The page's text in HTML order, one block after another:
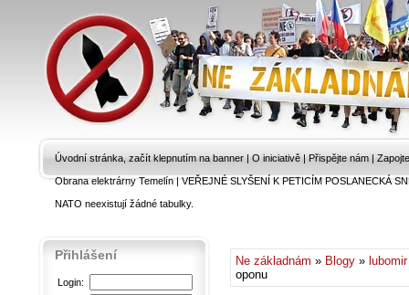
Úvodní stránka, začít klepnutím na banner | O iniciativě | Přispějte nám |
Obrana elektrárny Temelín|VEŘEJNÉ SLYŠENÍ K PETICÍM POSLANECKÁ
NATO neexistují žádné tabulky.
Ne základnám » Blogy »
oponu
Přihlášení
Login: